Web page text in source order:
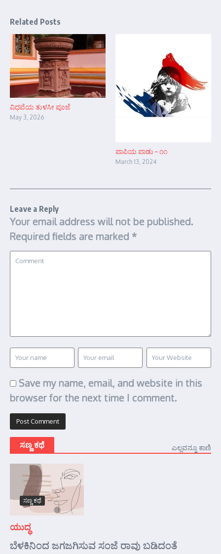
Related Posts
ವಿಧವೆಯ ತುಳಸೀ ಪೂಜೆ
May 3, 2026
ಪಾಪಿಯ ಪಾಡು – ೧೧
March 13, 2024
Leave a Reply
Your email address will not be published.
Required fields are marked *
Save my name, email, and website in this
browser for the next time I comment.
ಸಣ್ಣ ಕಥೆ ಎಲ್ಲವನ್ನೂ ಕಾಣಿ
ಸಣ್ಣ ಕಥೆ
ಯುದ್ಧ
ಬೆಳಕಿನಿಂದ ಜಗಜಗಿಸುವ ಸಂಜೆ ರಾವು ಬಡಿದಂತೆ